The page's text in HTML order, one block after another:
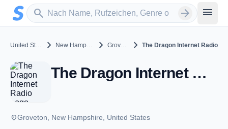
Zum Hauptinhalt springen
search
Sender suchen arrow_forward menu
United States chevron_right New Hampshire chevron_right Groveton chevron_right The Dragon Internet Radio
The Dragon Internet Radio - Groveton, NH
placeGroveton, New Hampshire, United States